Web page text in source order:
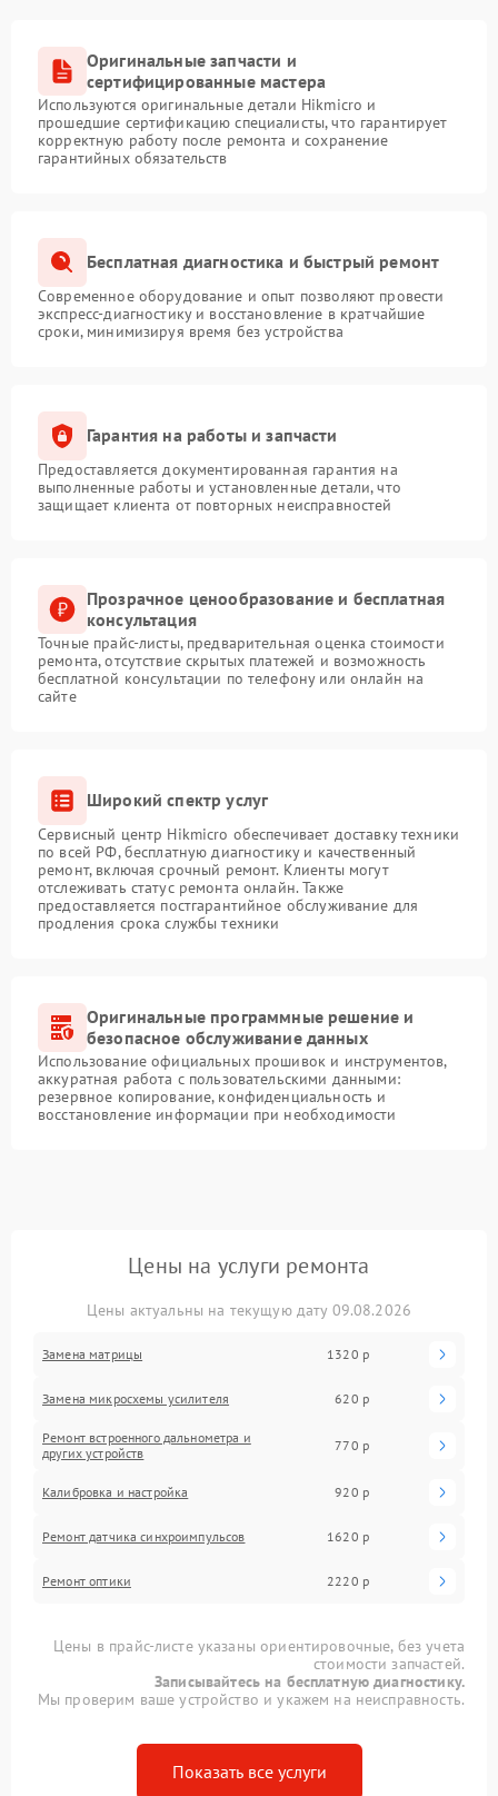
Оригинальные запчасти и
сертифицированные мастера
Используются оригинальные детали Hikmicro и
прошедшие сертификацию специалисты, что гарантирует
корректную работу после ремонта и сохранение
гарантийных обязательств
Бесплатная диагностика и быстрый ремонт
Современное оборудование и опыт позволяют провести
экспресс-диагностику и восстановление в кратчайшие
сроки, минимизируя время без устройства
Гарантия на работы и запчасти
Предоставляется документированная гарантия на
выполненные работы и установленные детали, что
защищает клиента от повторных неисправностей
Прозрачное ценообразование и бесплатная
консультация
Точные прайс-листы, предварительная оценка стоимости
ремонта, отсутствие скрытых платежей и возможность
бесплатной консультации по телефону или онлайн на
сайте
Широкий спектр услуг
Сервисный центр Hikmicro обеспечивает доставку техники
по всей РФ, бесплатную диагностику и качественный
ремонт, включая срочный ремонт. Клиенты могут
отслеживать статус ремонта онлайн. Также
предоставляется постгарантийное обслуживание для
продления срока службы техники
Оригинальные программные решение и
безопасное обслуживание данных
Использование официальных прошивок и инструментов,
аккуратная работа с пользовательскими данными:
резервное копирование, конфиденциальность и
восстановление информации при необходимости
Цены на услуги ремонта
Цены актуальны на текущую дату 09.08.2026
Замена матрицы 1320 р
Замена микросхемы усилителя 620 р
Ремонт встроенного дальнометра и
других устройств
770 р
Калибровка и настройка 920 р
Ремонт датчика синхроимпульсов 1620 р
Ремонт оптики 2220 р
Цены в прайс-листе указаны ориентировочные, без учета
стоимости запчастей.
Записывайтесь на бесплатную диагностику.
Мы проверим ваше устройство и укажем на неисправность.
Показать все услуги